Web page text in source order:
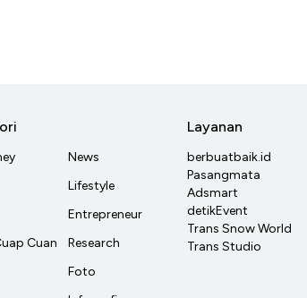
Cuan
News
Lifestyle
Entrepreneur
Research
Foto
Layanan
berbuatbaik.id
Pasangmata
Adsmart
detikEvent
Trans Snow World
Trans Studio